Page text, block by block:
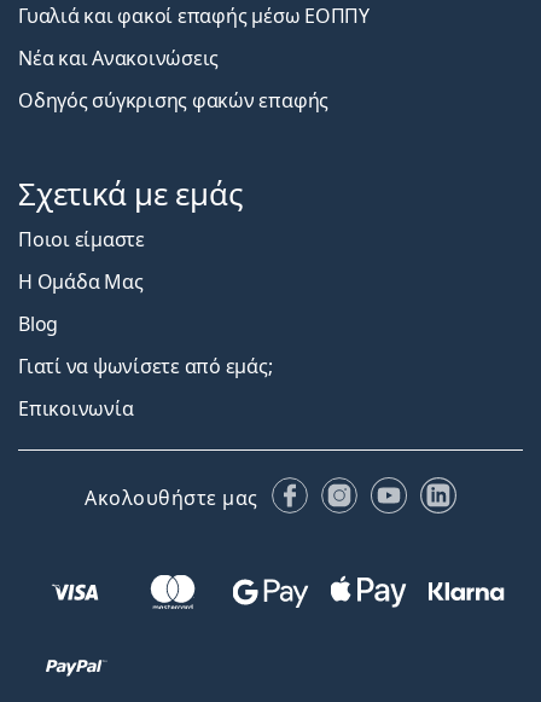
Γυαλιά και φακοί επαφής μέσω ΕΟΠΠΥ
Νέα και Ανακοινώσεις
Οδηγός σύγκρισης φακών επαφής
Σχετικά με εμάς
Ποιοι είμαστε
Η Ομάδα Μας
Blog
Γιατί να ψωνίσετε από εμάς;
Επικοινωνία
Ακολουθήστε μας FacebookInstagram
YouTubeLinkedIn